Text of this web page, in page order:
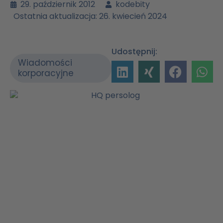
29. październik 2012
kodebity
Ostatnia aktualizacja: 26. kwiecień 2024
Wiadomości
korporacyjne
Udostępnij: